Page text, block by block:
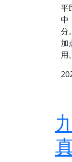
平
中
分
加
用